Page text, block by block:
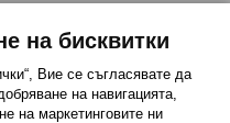
на бисквитки
Вие се съгласявате да
на навигацията,
на маркетинговите ни